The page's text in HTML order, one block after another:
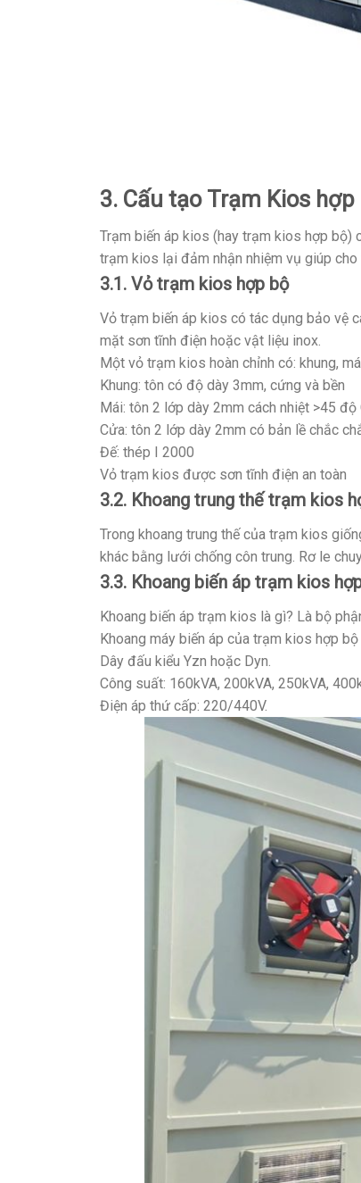
3. Cấu tạo Trạm Kios
Trạm biến áp kios (hay trạm kios hợp bộ)
trạm kios lại đảm nhận nhiệm vụ giúp
3.1. Vỏ trạm kios hợp bộ
Vỏ trạm biến áp kios có tác dụng bảo vệ
mặt sơn tĩnh điện hoặc vật liệu inox.
Một vỏ trạm kios hoàn chỉnh có: khung,
Khung: tôn có độ dày 3mm, cứng và bền
Mái: tôn 2 lớp dày 2mm cách nhiệt >45 độ
Cửa: tôn 2 lớp dày 2mm có bản lề chắc
Đế: thép I 2000
Vỏ trạm kios được sơn tĩnh điện an toàn
3.2. Khoang trung thế trạm kios
Trong khoang trung thế của trạm kios
khác bằng lưới chống côn trung. Rơ le
3.3. Khoang biến áp trạm kios
Khoang biến áp trạm kios là gì? Là bộ
Khoang máy biến áp của trạm kios hợp
Dây đấu kiểu Yzn hoặc Dyn.
Công suất: 160kVA, 200kVA, 250kVA,
Điện áp thứ cấp: 220/440V.